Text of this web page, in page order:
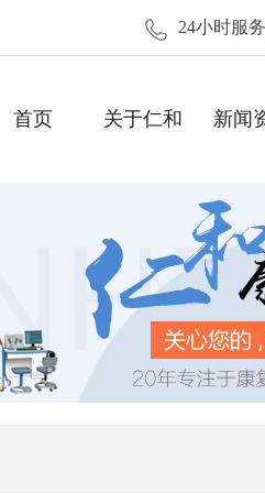
24小时服
新闻
关于仁和
首页